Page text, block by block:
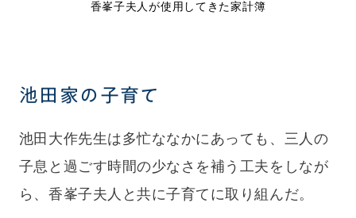
香峯子夫人が使用してきた家計簿
池田家の子育て
池田大作先生は多忙ななかにあっても、三人の
子息と過ごす時間の少なさを補う工夫をしなが
ら、香峯子夫人と共に子育てに取り組んだ。